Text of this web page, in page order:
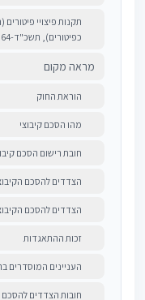
תקנות פיצויי
כפיטורים), תשכ"ד-1964
מראה מקום
הוראת החוק
מהו הסכם קיבוצי
חובת רישום הסכם
הצדדים להסכם
הצדדים להסכם
זכות ההתאגדות
העניינים המוסדרים
חובות הצדדים להסכם